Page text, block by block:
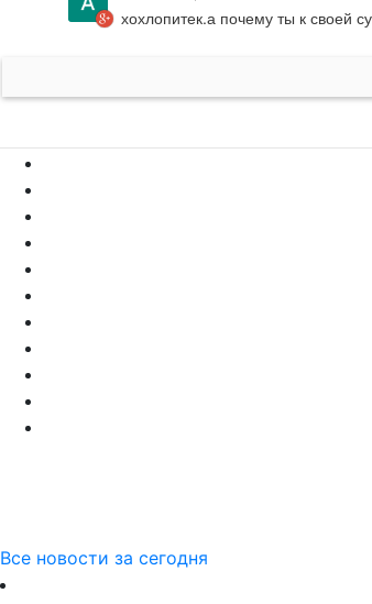
хохлопитек.а почему ты к своей
Все новости за сегодня